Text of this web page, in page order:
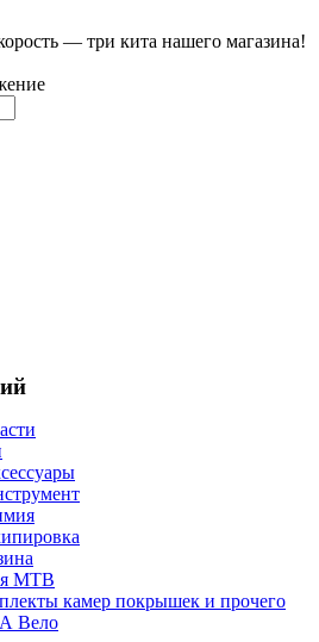
— три кита нашего магазина!
MTB
камер покрышек и прочего
Вело